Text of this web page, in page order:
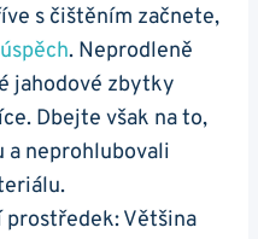
s ‍čištěním začnete,
. Neprodleně
jahodové zbytky
Dbejte však na to,
neprohlubovali
Většina